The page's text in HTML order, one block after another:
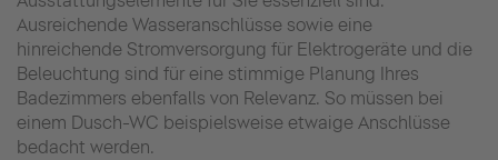
Ausreichende Wasseranschlüsse sowie eine
hinreichende Stromversorgung für Elektrogeräte und die
Beleuchtung sind für eine stimmige Planung Ihres
Badezimmers ebenfalls von Relevanz. So müssen bei
einem Dusch-WC beispielsweise etwaige Anschlüsse
bedacht werden.